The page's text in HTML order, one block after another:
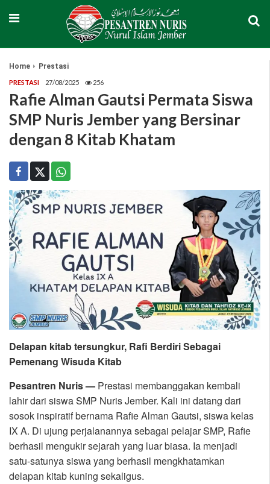
Home Prestasi
PRESTASI 27/08/2025 256
Rafie Alman Gautsi Permata Siswa
SMP Nuris Jember yang Bersinar
dengan 8 Kitab Khatam
Delapan kitab tersungkur, Rafi Berdiri Sebagai
Pemenang Wisuda Kitab
Pesantren Nuris — Prestasi membanggakan kembali
lahir dari siswa SMP Nuris Jember. Kali ini datang dari
sosok inspiratif bernama Rafie Alman Gautsi, siswa kelas
IX A. Di ujung perjalanannya sebagai pelajar SMP, Rafie
berhasil mengukir sejarah yang luar biasa. Ia menjadi
satu-satunya siswa yang berhasil mengkhatamkan
delapan kitab kuning sekaligus.